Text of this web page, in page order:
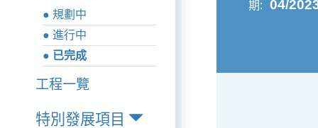
● 規劃中
● 進行中
● 已完成
工程一覽
特別發展項目
期:
04/